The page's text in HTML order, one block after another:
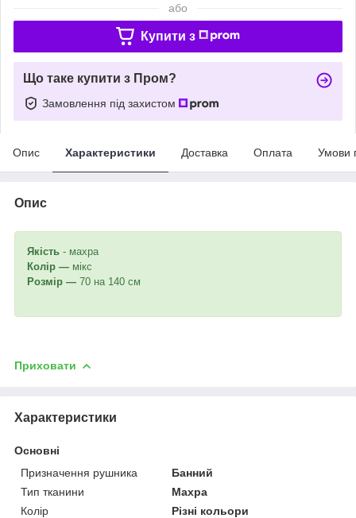
або
Купити з
Що таке купити з Пром?
Замовлення під захистом
Опис Характеристики Доставка Оплата Умови
Опис
Якість - махра
Колір — мікс
Розмір — 70 на 140 см
Приховати
Характеристики
Основні
Призначення рушника
Банний
Тип тканини
Махра
Колір
Різні кольори